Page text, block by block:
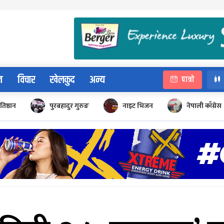
विचार खेलकुद अन्य पात्रो
पुरबहादुर गुरुङ नाइट भिजन नेपाली काँग्रेस